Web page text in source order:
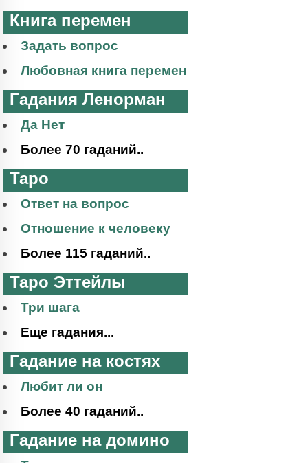
Книга перемен
Задать вопрос
Любовная книга перемен
Гадания Ленорман
Да Нет
Более 70 гаданий..
Таро
Ответ на вопрос
Отношение к человеку
Более 115 гаданий..
Таро Эттейлы
Три шага
Еще гадания...
Гадание на костях
Любит ли он
Более 40 гаданий..
Гадание на домино